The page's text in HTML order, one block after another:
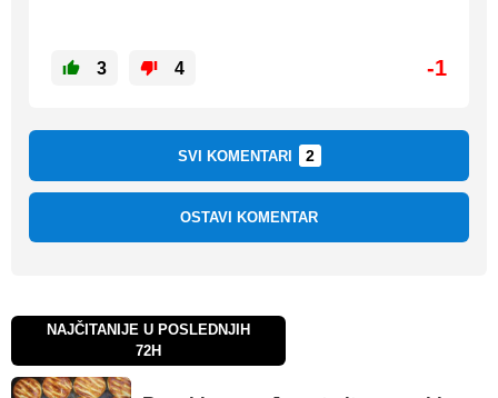
3 4 -1
SVI KOMENTARI 2
OSTAVI KOMENTAR
NAJČITANIJE U POSLEDNJIH
72H